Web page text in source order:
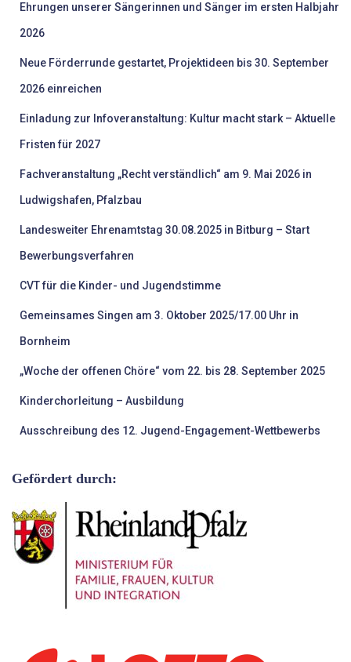
Ehrungen unserer Sängerinnen und Sänger im ersten Halbjahr
2026
Neue Förderrunde gestartet, Projektideen bis 30. September
2026 einreichen
Einladung zur Infoveranstaltung: Kultur macht stark – Aktuelle
Fristen für 2027
Fachveranstaltung „Recht verständlich“ am 9. Mai 2026 in
Ludwigshafen, Pfalzbau
Landesweiter Ehrenamtstag 30.08.2025 in Bitburg – Start
Bewerbungsverfahren
CVT für die Kinder- und Jugendstimme
Gemeinsames Singen am 3. Oktober 2025/17.00 Uhr in
Bornheim
„Woche der offenen Chöre“ vom 22. bis 28. September 2025
Kinderchorleitung – Ausbildung
Ausschreibung des 12. Jugend-Engagement-Wettbewerbs
Gefördert durch: